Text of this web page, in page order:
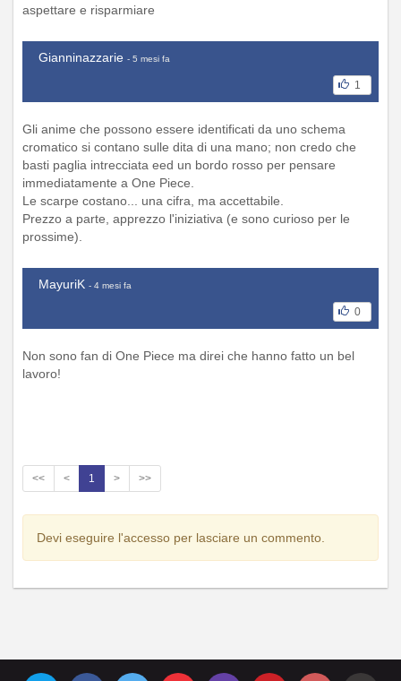
aspettare e risparmiare
Gianninazzarie - 5 mesi fa
1
Gli anime che possono essere identificati da uno schema
cromatico si contano sulle dita di una mano; non credo che
basti paglia intrecciata eed un bordo rosso per pensare
immediatamente a One Piece.
Le scarpe costano... una cifra, ma accettabile.
Prezzo a parte, apprezzo l'iniziativa (e sono curioso per le
prossime).
MayuriK - 4 mesi fa
0
Non sono fan di One Piece ma direi che hanno fatto un bel
lavoro!
<< < 1 > >>
Devi eseguire l'accesso per lasciare un commento.